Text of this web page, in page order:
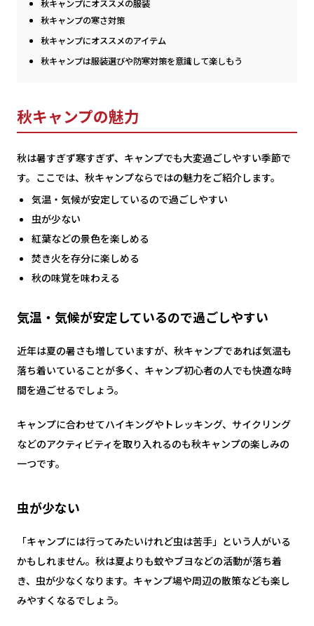
秋キャンプにオススメの服装
秋キャンプの寒さ対策
秋キャンプにオススメのアイテム
秋キャンプは服装選びや防寒対策を意識して楽しもう
秋キャンプの魅力
秋は暑すぎず寒すぎず、キャンプでも大変過ごしやすい季節で
す。ここでは、秋キャンプならではの魅力をご紹介します。
気温・気候が安定しているので過ごしやすい
虫が少ない
紅葉などの景色を楽しめる
焚き火を存分に楽しめる
秋の味覚を味わえる
気温・気候が安定しているので過ごしやすい
近年は夏の暑さも増していますが、秋キャンプであれば気温も
落ち着いていることが多く、キャンプ初心者の人でも快適な時
間を過ごせるでしょう。
キャンプに合わせてハイキングやトレッキング、サイクリング
などのアクティビティを取り入れるのも秋キャンプの楽しみの
一つです。
虫が少ない
「キャンプには行ってみたいけれど虫は苦手」という人がいる
かもしれません。秋は夏よりも蚊やブヨなどの活動が落ち着
き、虫が少なくなります。キャンプ場や周辺の散策なども楽し
みやすくなるでしょう。